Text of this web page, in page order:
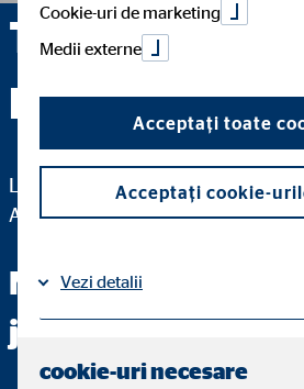
Titus
Bucuresti
LD pentru S.C. OVB Allfinanz
Asigurare S.R.L.
Nu mă veți auzi
jargon tehnic.
Cookie-uri de marketing
Medii externe
Acceptați toate
Acceptați cookie-
Vezi detalii
cookie-uri necesare